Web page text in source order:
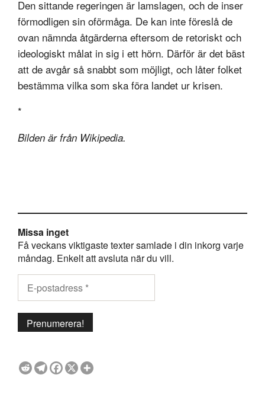
Den sittande regeringen är lamslagen, och de inser
förmodligen sin oförmåga. De kan inte föreslå de
ovan nämnda åtgärderna eftersom de retoriskt och
ideologiskt målat in sig i ett hörn. Därför är det bäst
att de avgår så snabbt som möjligt, och låter folket
bestämma vilka som ska föra landet ur krisen.
*
Bilden är från Wikipedia.
Missa inget
Få veckans viktigaste texter samlade i din inkorg varje
måndag. Enkelt att avsluta när du vill.